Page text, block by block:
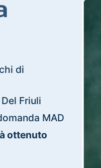
di
Friuli
MAD
ottenuto